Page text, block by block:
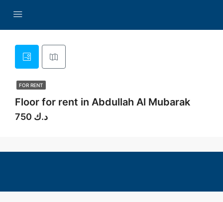
FOR RENT
Floor for rent in Abdullah Al Mubarak
750 د.ك